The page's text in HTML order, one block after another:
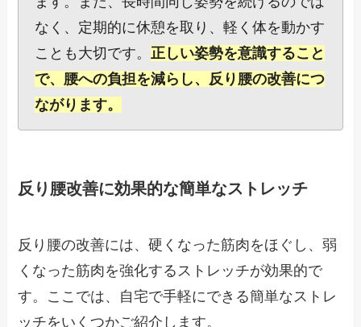
なく、定期的に休憩を取り、軽く体を動かす
ことも大切です。正しい姿勢を意識すること
で、腰への負担を減らし、反り腰の改善につ
ながります。
反り腰改善に効果的な簡単なストレッチ
反り腰の改善には、硬くなった筋肉をほぐし、弱
くなった筋肉を強化するストレッチが効果的で
す。ここでは、自宅で手軽にできる簡単なストレ
ッチをいくつかご紹介します。